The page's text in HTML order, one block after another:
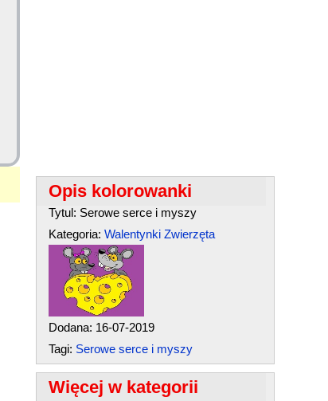
Opis kolorowanki
Tytul: Serowe serce i myszy
Kategoria: Walentynki Zwierzęta
Dodana: 16-07-2019
Tagi: Serowe serce i myszy
Więcej w kategorii